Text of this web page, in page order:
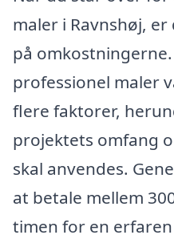
maler i Ravnshøj,
på
professionel maler
flere faktorer,
projektets omfang
skal anvendes.
at betale mellem
timen for en